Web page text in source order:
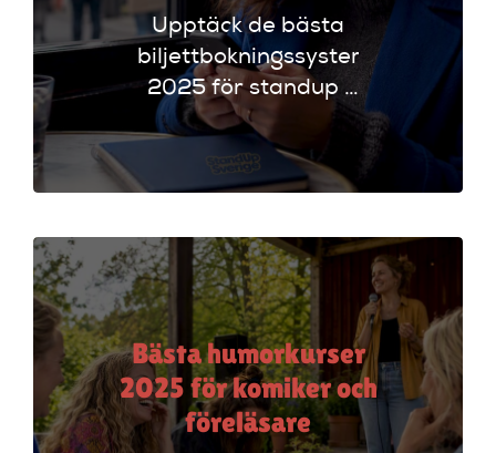
Upptäck de bästa
biljettbokningssystem
2025 för standup i
UK. Jämför
plattformar som
Ticketmaster och
rätt alternativ!
Bästa humorkurser
2025 för komiker och
föreläsare